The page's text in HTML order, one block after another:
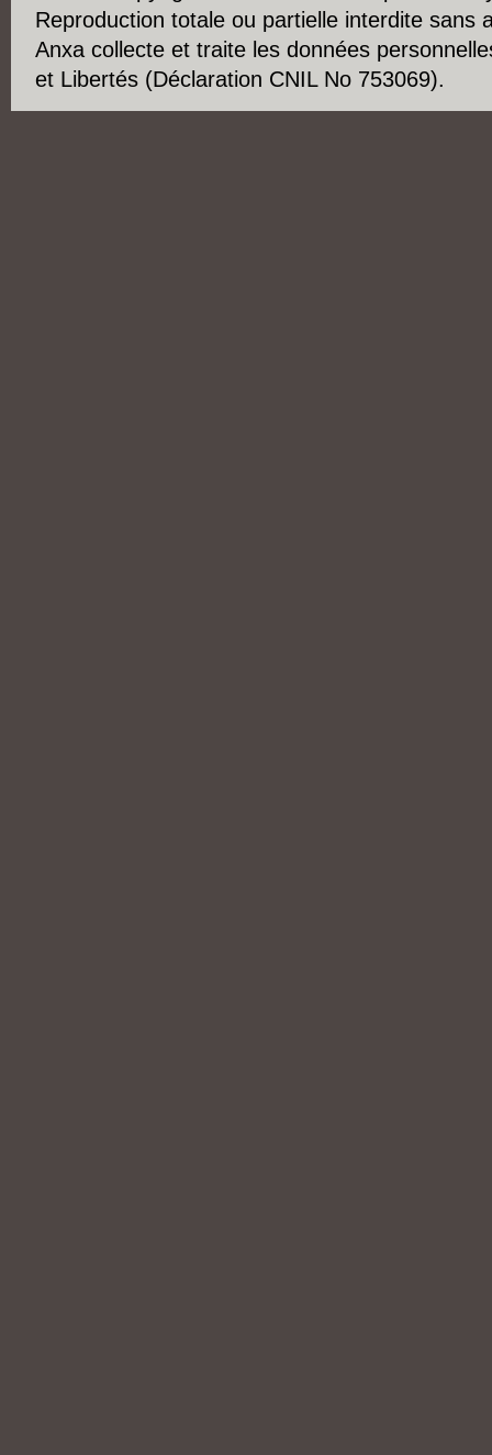
Reproduction totale ou partielle interdite sans
Anxa collecte et traite les données
et Libertés (Déclaration CNIL No 753069).